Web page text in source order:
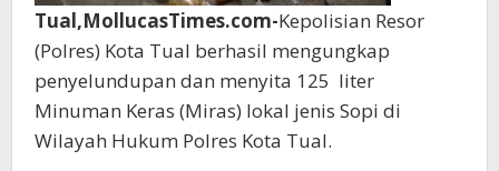
Tual,MollucasTimes.com-Kepolisian Resor
(Polres) Kota Tual berhasil mengungkap
penyelundupan dan menyita 125 liter
Minuman Keras (Miras) lokal jenis Sopi di
Wilayah Hukum Polres Kota Tual.